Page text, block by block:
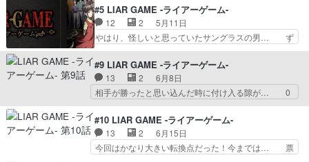
トした本作内容を知っている… ご視聴お願いしま
す！1億円の騙し合いがエ… ドラマ大好きだった
作品のアニメ化内容は知…
ぱりそこで次回へ繋げるよなw直ちゃん… ナオは
誰でも信じてしまうのに、アキヤマを… 元天才詐
欺師・アキヤマシンイチの協力を得… 最後のほう
で結末思い出してきたぞ…！それ… 心理学の勉強
く」なのかぁぁ:(；ﾞﾟ'ω… ドラマで視聴済みなの
で直ちゃんの立場にな… 元天才詐欺師・アキヤマ
シンイチの協力を得…
#5 LIAR GAME -ライアーゲーム-
12 2
5月11日
やはり、怪しいと思っていたサングラスの男… ず
っとめっちゃ喋ってたしナオが15番に目… 流石
に契約書は作るかでも同じように8人グ… アキヤ
マさんが考えた作戦、完璧だと思った… 同盟作っ
て契約書まで交わしたのに、まさか… 正直、原作
を読んでなくても、Xの正体や投… マツバラさん
ず半数に分かれて投票を続け… ヒトミさんが怪し
いな〜と途中から思った。… 追い込まれる直ちゃ
ん！しかし、犯人はミス…
#9 LIAR GAME -ライアーゲーム-
13 2
6月8日
相手が勝ったと思い込んだ時に付け入る隙が… 0
票のナオに勝負を持ちかけさらに3000… ナオち
ゃんまた騙されて3千万持ってかれて… ピンチに
駆けつけてくれたアキヤマさんの有… おもしろか
ったので、もう一回観た「やられ… 最下位から1
位に下剋上きた～！全員見事に… ナオちゃん、フ
#10 LIAR GAME -ライアーゲーム-
13 2
6月15日
今回はかなり大きい転換点だった！今までは… 票